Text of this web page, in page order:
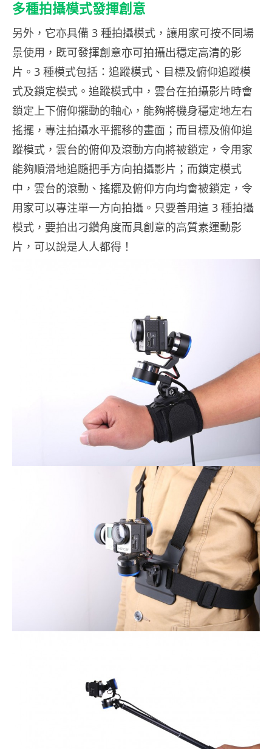
多種拍攝模式發揮創意
另外，它亦具備 3 種拍攝模式，讓用家可按不同場
景使用，既可發揮創意亦可拍攝出穩定高清的影
片。3 種模式包括：追蹤模式、目標及俯仰追蹤模
式及鎖定模式。追蹤模式中，雲台在拍攝影片時會
鎖定上下俯仰擺動的軸心，能夠將機身穩定地左右
搖擺， 專注拍攝水平擺移的畫面；而目標及俯仰追
蹤模式，雲台的俯仰及滾動方向將被鎖定，令用家
能夠順滑地追隨把手方向拍攝影片；而鎖定模式
中，雲台的滾動、搖擺及俯仰方向均會被鎖定，令
用家可以專注單一方向拍攝。只要善用這 3 種拍攝
模式，要拍出刁鑽角度而具創意的高質素運動影
片，可以說是人人都得！